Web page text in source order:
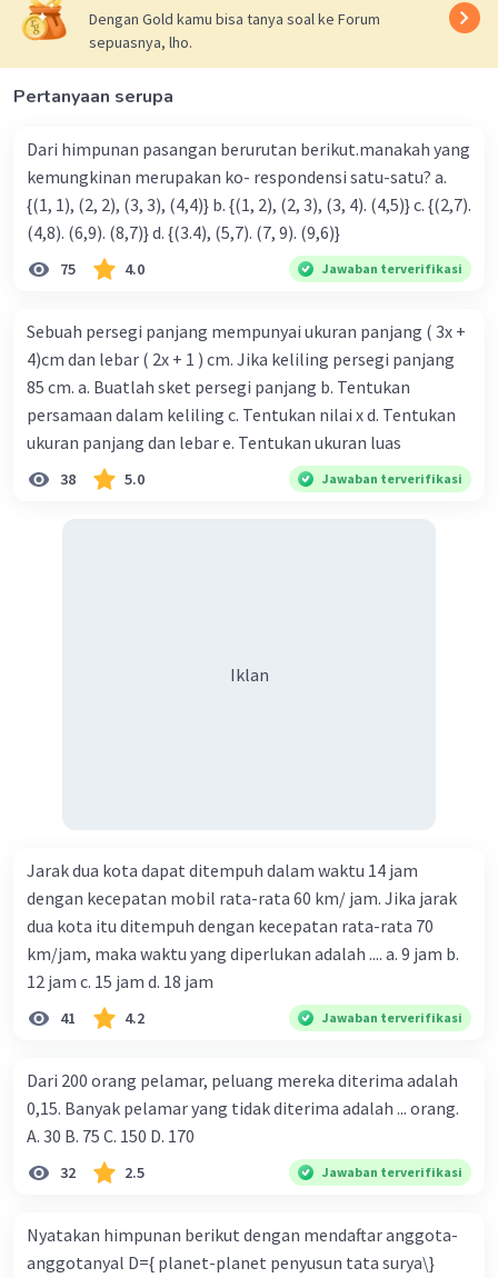
Dengan Gold kamu bisa tanya soal ke Forum
sepuasnya, lho.
Pertanyaan serupa
Dari himpunan pasangan berurutan berikut.manakah yang
kemungkinan merupakan ko- respondensi satu-satu? a.
{(1, 1), (2, 2), (3, 3), (4,4)} b. {(1, 2), (2, 3), (3, 4). (4,5)} c. {(2,7).
(4,8). (6,9). (8,7)} d. {(3.4), (5,7). (7, 9). (9,6)}
75 4.0 Jawaban terverifikasi
Sebuah persegi panjang mempunyai ukuran panjang ( 3x +
4)cm dan lebar ( 2x + 1 ) cm. Jika keliling persegi panjang
85 cm. a. Buatlah sket persegi panjang b. Tentukan
persamaan dalam keliling c. Tentukan nilai x d. Tentukan
ukuran panjang dan lebar e. Tentukan ukuran luas
38 5.0 Jawaban terverifikasi
Iklan
Jarak dua kota dapat ditempuh dalam waktu 14 jam
dengan kecepatan mobil rata-rata 60 km/ jam. Jika jarak
dua kota itu ditempuh dengan kecepatan rata-rata 70
km/jam, maka waktu yang diperlukan adalah .... a. 9 jam b.
12 jam c. 15 jam d. 18 jam
41 4.2 Jawaban terverifikasi
Dari 200 orang pelamar, peluang mereka diterima adalah
0,15. Banyak pelamar yang tidak diterima adalah ... orang.
A. 30 B. 75 C. 150 D. 170
32 2.5 Jawaban terverifikasi
Nyatakan himpunan berikut dengan mendaftar anggota-
anggotanyal D={ planet-planet penyusun tata surya\}